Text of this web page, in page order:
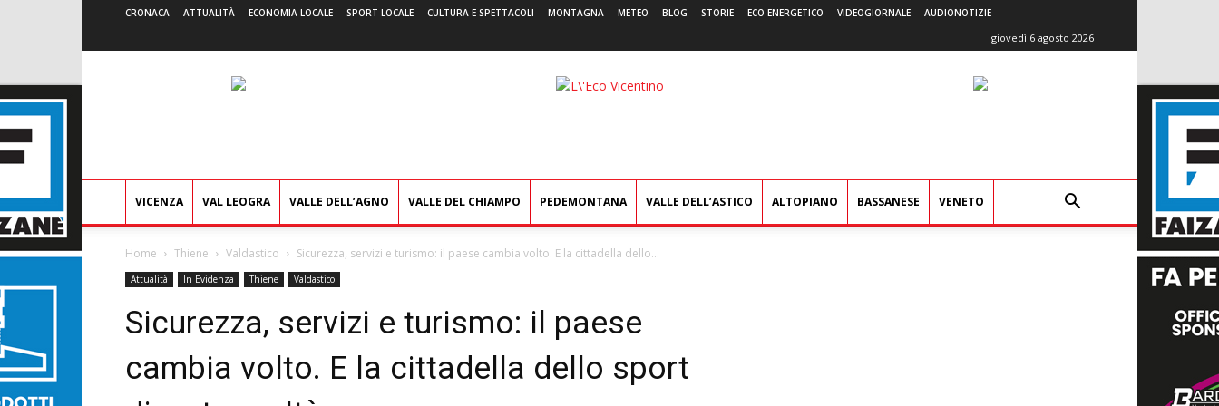
CRONACA ATTUALITÀ ECONOMIA LOCALE SPORT LOCALE CULTURA E SPETTACOLI MONTAGNA METEO BLOG STORIE ECO ENERGETICO VIDEOGIORNALE AUDIONOTIZIE
giovedì 6 agosto 2026
L'Eco
VICENZA VAL LEOGRA VALLE DELL’AGNO VALLE DEL CHIAMPO PEDEMONTANA VALLE DELL’ASTICO ALTOPIANO BASSANESE VENETO
Home Thiene Valdastico Sicurezza, servizi e turismo: il paese cambia volto. E la cittadella dello...
Attualità In Evidenza Thiene Valdastico
Sicurezza, servizi e turismo: il paese
cambia volto. E la cittadella dello sport